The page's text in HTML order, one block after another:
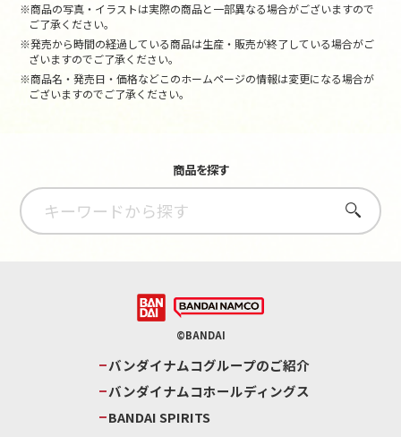
※商品の写真・イラストは実際の商品と一部異なる場合がございますので
ご了承ください。
※発売から時間の経過している商品は生産・販売が終了している場合がご
ざいますのでご了承ください。
※商品名・発売日・価格などこのホームページの情報は変更になる場合が
ございますのでご了承ください。
商品を探す
さがす
©BANDAI
バンダイナムコグループのご紹介
バンダイナムコホールディングス
BANDAI SPIRITS